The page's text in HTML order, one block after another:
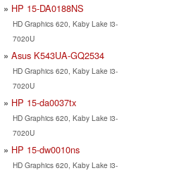
HP 15-DA0188NS
HD Graphics 620, Kaby Lake i3-
7020U
Asus K543UA-GQ2534
HD Graphics 620, Kaby Lake i3-
7020U
HP 15-da0037tx
HD Graphics 620, Kaby Lake i3-
7020U
HP 15-dw0010ns
HD Graphics 620, Kaby Lake i3-